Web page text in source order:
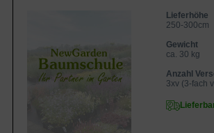
Lieferhöhe
250-300cm
Gewicht
ca. 30 kg
Anzahl
3xv (3-fach